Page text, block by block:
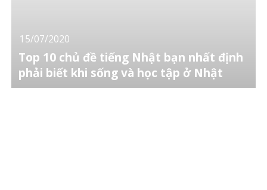
15/07/2020
Top 10 chủ đề tiếng Nhật bạn nhất định
phải biết khi sống và học tập ở Nhật